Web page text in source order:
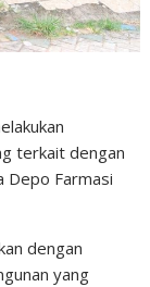
terkait dengan
Depo Farmasi
dengan
yang